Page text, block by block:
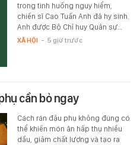
trong tình huống nguy hiểm,
chiến sĩ Cao Tuấn Anh đã hy sinh.
Anh được Bộ Chỉ huy Quân sự…
XÃ HỘI - 5 giờ trước
cần bỏ ngay
Cách rán đậu phụ không đúng có
thể khiến món ăn hấp thụ nhiều
dầu, giảm chất lượng và tạo ra